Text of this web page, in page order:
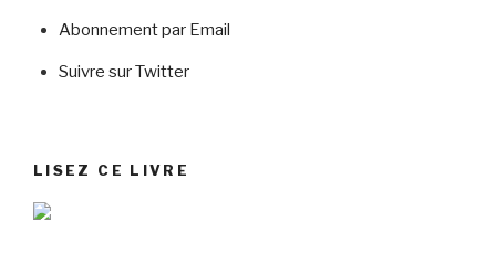
Abonnement par Email
Suivre sur Twitter
LISEZ CE LIVRE